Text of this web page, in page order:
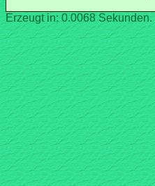
Erzeugt in: 0.0068 Sekunden.